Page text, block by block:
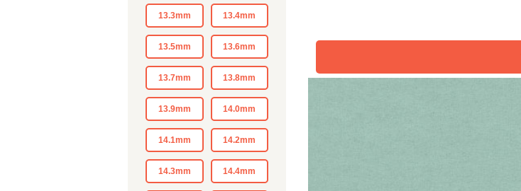
13.3mm 13.4mm
13.5mm 13.6mm
13.7mm 13.8mm
13.9mm 14.0mm
14.1mm 14.2mm
14.3mm 14.4mm